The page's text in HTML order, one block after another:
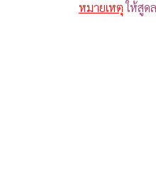
หมายเหตุให้สูด